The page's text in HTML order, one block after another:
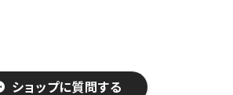
ショップに質問する